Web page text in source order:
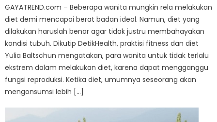
GAYATREND.com – Beberapa wanita mungkin rela melakukan
diet demi mencapai berat badan ideal. Namun, diet yang
dilakukan haruslah benar agar tidak justru membahayakan
kondisi tubuh. Dikutip DetikHealth, praktisi fitness dan diet
Yulia Baltschun mengatakan, para wanita untuk tidak terlalu
ekstrem dalam melakukan diet, karena dapat mengganggu
fungsi reproduksi. Ketika diet, umumnya seseorang akan
mengonsumsi lebih […]